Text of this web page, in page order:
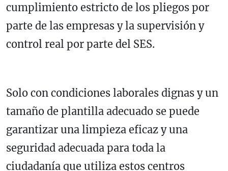
cumplimiento estricto de los pliegos por
parte de las empresas y la supervisión y
control real por parte del SES.
Solo con condiciones laborales dignas y un
tamaño de plantilla adecuado se puede
garantizar una limpieza eficaz y una
seguridad adecuada para toda la
ciudadanía que utiliza estos centros